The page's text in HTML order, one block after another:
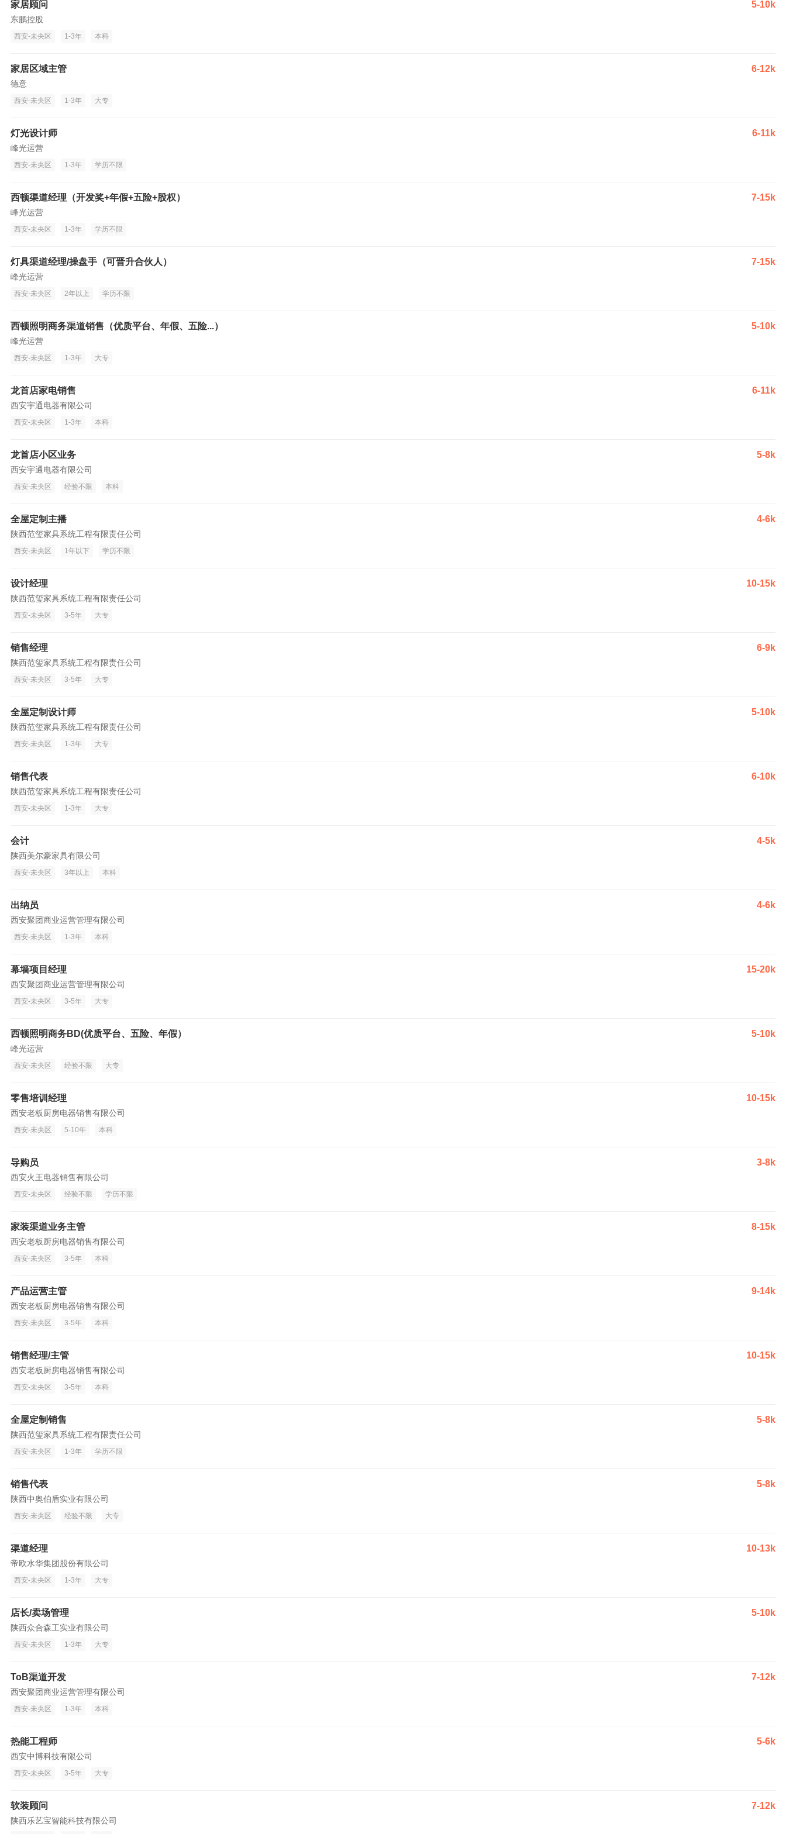
家居顾问 5-10k
东鹏控股
西安-未央区 1-3年 本科
家居区域主管 6-12k
德意
西安-未央区 1-3年 大专
灯光设计师 6-11k
峰光运营
西安-未央区 1-3年 学历不限
西顿渠道经理（开发奖+年假+五险+股权） 7-15k
峰光运营
西安-未央区 1-3年 学历不限
灯具渠道经理/操盘手（可晋升合伙人） 7-15k
峰光运营
西安-未央区 2年以上 学历不限
西顿照明商务渠道销售（优质平台、年假、五险...） 5-10k
峰光运营
西安-未央区 1-3年 大专
龙首店家电销售 6-11k
西安宇通电器有限公司
西安-未央区 1-3年 本科
龙首店小区业务 5-8k
西安宇通电器有限公司
西安-未央区 经验不限 本科
全屋定制主播 4-6k
陕西范玺家具系统工程有限责任公司
西安-未央区 1年以下 学历不限
设计经理 10-15k
陕西范玺家具系统工程有限责任公司
西安-未央区 3-5年 大专
销售经理 6-9k
陕西范玺家具系统工程有限责任公司
西安-未央区 3-5年 大专
全屋定制设计师 5-10k
陕西范玺家具系统工程有限责任公司
西安-未央区 1-3年 大专
销售代表 6-10k
陕西范玺家具系统工程有限责任公司
西安-未央区 1-3年 大专
会计 4-5k
陕西美尔豪家具有限公司
西安-未央区 3年以上 本科
出纳员 4-6k
西安聚团商业运营管理有限公司
西安-未央区 1-3年 本科
幕墙项目经理 15-20k
西安聚团商业运营管理有限公司
西安-未央区 3-5年 大专
西顿照明商务BD(优质平台、五险、年假） 5-10k
峰光运营
西安-未央区 经验不限 大专
零售培训经理 10-15k
西安老板厨房电器销售有限公司
西安-未央区 5-10年 本科
导购员 3-8k
西安火王电器销售有限公司
西安-未央区 经验不限 学历不限
家装渠道业务主管 8-15k
西安老板厨房电器销售有限公司
西安-未央区 3-5年 本科
产品运营主管 9-14k
西安老板厨房电器销售有限公司
西安-未央区 3-5年 本科
销售经理/主管 10-15k
西安老板厨房电器销售有限公司
西安-未央区 3-5年 本科
全屋定制销售 5-8k
陕西范玺家具系统工程有限责任公司
西安-未央区 1-3年 学历不限
销售代表 5-8k
陕西中奥伯盾实业有限公司
西安-未央区 经验不限 大专
渠道经理 10-13k
帝欧水华集团股份有限公司
西安-未央区 1-3年 大专
店长/卖场管理 5-10k
陕西众合森工实业有限公司
西安-未央区 1-3年 大专
ToB渠道开发 7-12k
西安聚团商业运营管理有限公司
西安-未央区 1-3年 本科
热能工程师 5-6k
西安中博科技有限公司
西安-未央区 3-5年 大专
软装顾问 7-12k
陕西乐艺宝智能科技有限公司